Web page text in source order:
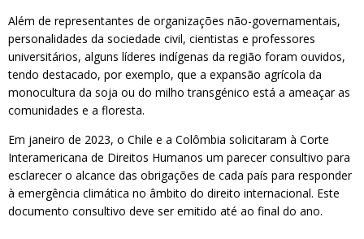
Além de representantes de organizações não-governamentais,
personalidades da sociedade civil, cientistas e professores
universitários, alguns líderes indígenas da região foram ouvidos,
tendo destacado, por exemplo, que a expansão agrícola da
monocultura da soja ou do milho transgénico está a ameaçar as
comunidades e a floresta.
Em janeiro de 2023, o Chile e a Colômbia solicitaram à Corte
Interamericana de Direitos Humanos um parecer consultivo para
esclarecer o alcance das obrigações de cada país para responder
à emergência climática no âmbito do direito internacional. Este
documento consultivo deve ser emitido até ao final do ano.